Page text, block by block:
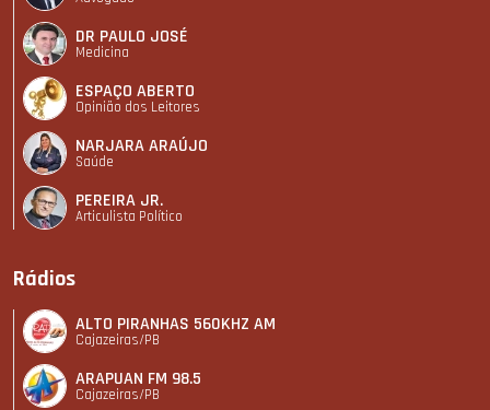
DR PAULO JOSÉ
Medicina
ESPAÇO ABERTO
Opinião dos Leitores
NARJARA ARAÚJO
Saúde
PEREIRA JR.
Articulista Polí­tico
Rádios
ALTO PIRANHAS 560KHZ AM
Cajazeiras/PB
ARAPUAN FM 98.5
Cajazeiras/PB